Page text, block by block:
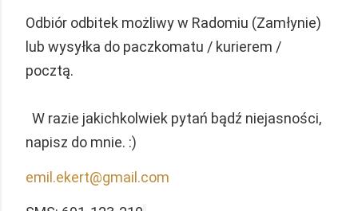
Odbiór odbitek możliwy w Radomiu (Zamłynie)
lub wysyłka do paczkomatu / kurierem /
pocztą.
W razie jakichkolwiek pytań bądź niejasności,
napisz do mnie. :)
emil.ekert@gmail.com